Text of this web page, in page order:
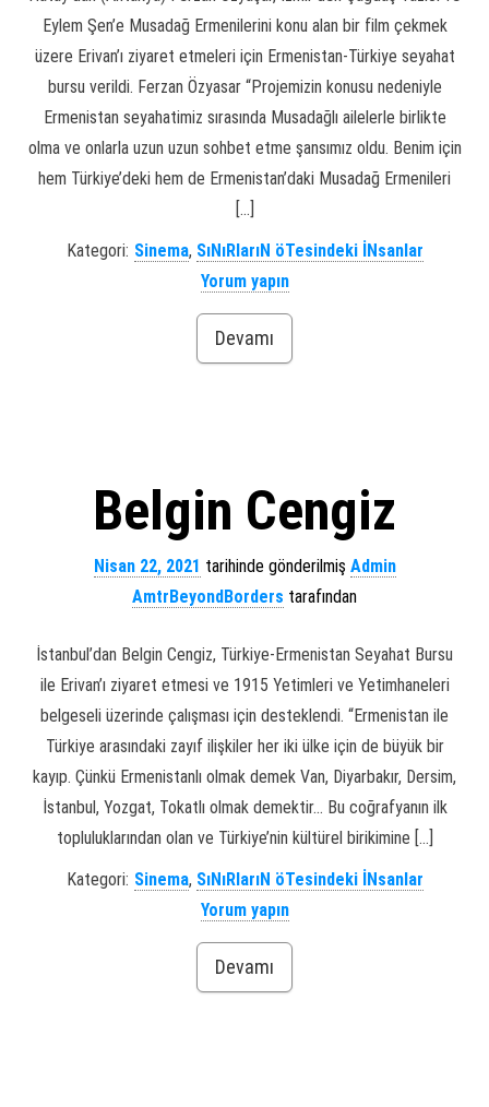
Eylem Şen’e Musadağ Ermenilerini konu alan bir film çekmek
üzere Erivan’ı ziyaret etmeleri için Ermenistan-Türkiye seyahat
bursu verildi. Ferzan Özyasar “Projemizin konusu nedeniyle
Ermenistan seyahatimiz sırasında Musadağlı ailelerle birlikte
olma ve onlarla uzun uzun sohbet etme şansımız oldu. Benim için
hem Türkiye’deki hem de Ermenistan’daki Musadağ Ermenileri
[…]
Kategori: Sinema, SıNıRlarıN öTesindeki İNsanlar
Yorum yapın
Devamı
Belgin Cengiz
Nisan 22, 2021 tarihinde gönderilmiş Admin
AmtrBeyondBorders tarafından
İstanbul’dan Belgin Cengiz, Türkiye-Ermenistan Seyahat Bursu
ile Erivan’ı ziyaret etmesi ve 1915 Yetimleri ve Yetimhaneleri
belgeseli üzerinde çalışması için desteklendi. “Ermenistan ile
Türkiye arasındaki zayıf ilişkiler her iki ülke için de büyük bir
kayıp. Çünkü Ermenistanlı olmak demek Van, Diyarbakır, Dersim,
İstanbul, Yozgat, Tokatlı olmak demektir… Bu coğrafyanın ilk
topluluklarından olan ve Türkiye’nin kültürel birikimine […]
Kategori: Sinema, SıNıRlarıN öTesindeki İNsanlar
Yorum yapın
Devamı